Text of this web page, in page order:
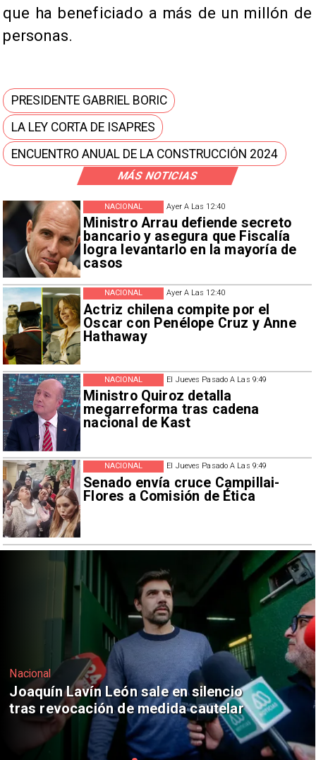
MÁS NOTICIAS
Ayer A Las 12:40
Ministro Arrau defiende secreto
bancario y asegura que Fiscalía
logra levantarlo en la mayoría de
casos
NACIONAL
Ayer A Las 12:40
Actriz chilena compite por el
Oscar con Penélope Cruz y Anne
Hathaway
NACIONAL
El Jueves Pasado A Las 9:49
Ministro Quiroz detalla
megarreforma tras cadena
nacional de Kast
NACIONAL
El Jueves Pasado A Las 9:49
Senado envía cruce Campillai-
Flores a Comisión de Ética
NACIONAL
que ha beneficiado a más de un millón de
personas.
PRESIDENTE GABRIEL BORIC
LA LEY CORTA DE ISAPRES
ENCUENTRO ANUAL DE LA CONSTRUCCIÓN 2024
Nacional
Chile y Venezuela formalizan reinicio
de relaciones consulares